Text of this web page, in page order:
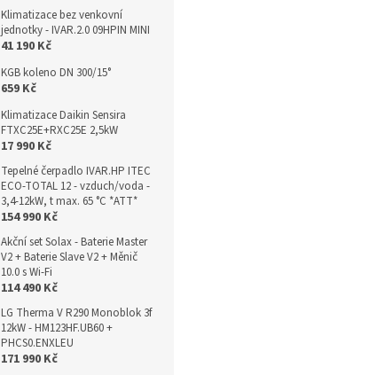
Klimatizace bez venkovní
jednotky - IVAR.2.0 09HPIN MINI
41 190 Kč
KGB koleno DN 300/15°
659 Kč
Klimatizace Daikin Sensira
FTXC25E+RXC25E 2,5kW
17 990 Kč
Tepelné čerpadlo IVAR.HP ITEC
ECO-TOTAL 12 - vzduch/voda -
3,4-12kW, t max. 65 °C *ATT*
154 990 Kč
Akční set Solax - Baterie Master
V2 + Baterie Slave V2 + Měnič
10.0 s Wi-Fi
114 490 Kč
LG Therma V R290 Monoblok 3f
12kW - HM123HF.UB60 +
PHCS0.ENXLEU
171 990 Kč